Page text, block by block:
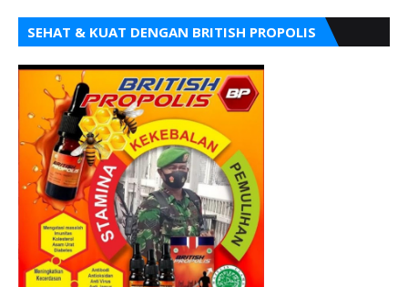
SEHAT & KUAT DENGAN BRITISH PROPOLIS